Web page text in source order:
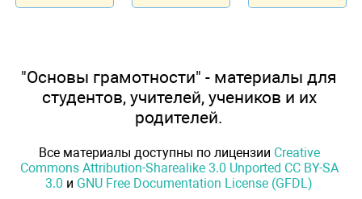
"Основы грамотности" - материалы для
студентов, учителей, учеников и их
родителей.
Все материалы доступны по лицензии Creative
Commons Attribution-Sharealike 3.0 Unported CC BY-SA
3.0 и GNU Free Documentation License (GFDL)